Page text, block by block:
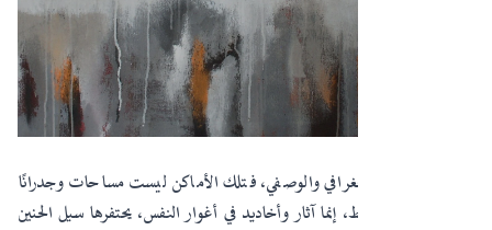
إنه يتجاوز الحد الجغرافي والوصفي، فتلك الأماكن ليست مساحات وجدرانًا
وأروقة وأسواقًا فقط، إنما آثار وأخاديد في أغوار النفس، يحتفرها سيل الحنين